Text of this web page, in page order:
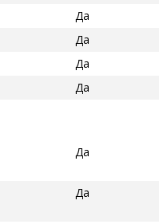
Да
Да
Да
Да
Да
Да